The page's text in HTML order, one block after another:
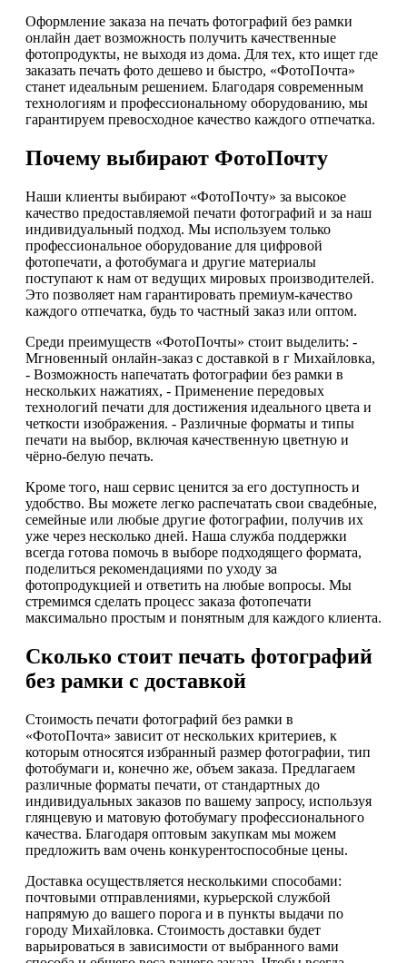
Оформление заказа на печать фотографий без рамки
онлайн дает возможность получить качественные
фотопродукты, не выходя из дома. Для тех, кто ищет где
заказать печать фото дешево и быстро, «ФотоПочта»
станет идеальным решением. Благодаря современным
технологиям и профессиональному оборудованию, мы
гарантируем превосходное качество каждого отпечатка.
Почему выбирают ФотоПочту
Наши клиенты выбирают «ФотоПочту» за высокое
качество предоставляемой печати фотографий и за наш
индивидуальный подход. Мы используем только
профессиональное оборудование для цифровой
фотопечати, а фотобумага и другие материалы
поступают к нам от ведущих мировых производителей.
Это позволяет нам гарантировать премиум-качество
каждого отпечатка, будь то частный заказ или оптом.
Среди преимуществ «ФотоПочты» стоит выделить: -
Мгновенный онлайн-заказ с доставкой в г Михайловка,
- Возможность напечатать фотографии без рамки в
нескольких нажатиях, - Применение передовых
технологий печати для достижения идеального цвета и
четкости изображения. - Различные форматы и типы
печати на выбор, включая качественную цветную и
чёрно-белую печать.
Кроме того, наш сервис ценится за его доступность и
удобство. Вы можете легко распечатать свои свадебные,
семейные или любые другие фотографии, получив их
уже через несколько дней. Наша служба поддержки
всегда готова помочь в выборе подходящего формата,
поделиться рекомендациями по уходу за
фотопродукцией и ответить на любые вопросы. Мы
стремимся сделать процесс заказа фотопечати
максимально простым и понятным для каждого клиента.
Сколько стоит печать фотографий
без рамки с доставкой
Стоимость печати фотографий без рамки в
«ФотоПочта» зависит от нескольких критериев, к
которым относятся избранный размер фотографии, тип
фотобумаги и, конечно же, объем заказа. Предлагаем
различные форматы печати, от стандартных до
индивидуальных заказов по вашему запросу, используя
глянцевую и матовую фотобумагу профессионального
качества. Благодаря оптовым закупкам мы можем
предложить вам очень конкурентоспособные цены.
Доставка осуществляется несколькими способами:
почтовыми отправлениями, курьерской службой
напрямую до вашего порога и в пункты выдачи по
городу Михайловка. Стоимость доставки будет
варьироваться в зависимости от выбранного вами